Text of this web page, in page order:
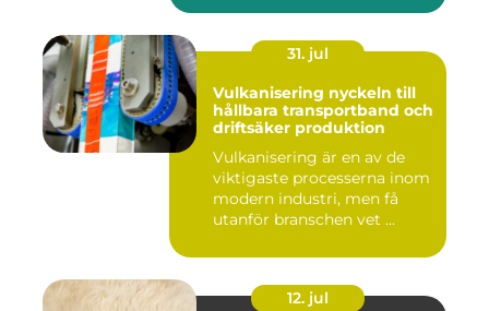
31. jul
Vulkanisering nyckeln till
hållbara transportband och
driftsäker produktion
Vulkanisering är en av de
viktigaste processerna inom
modern industri, men få
utanför branschen vet ...
12. jul